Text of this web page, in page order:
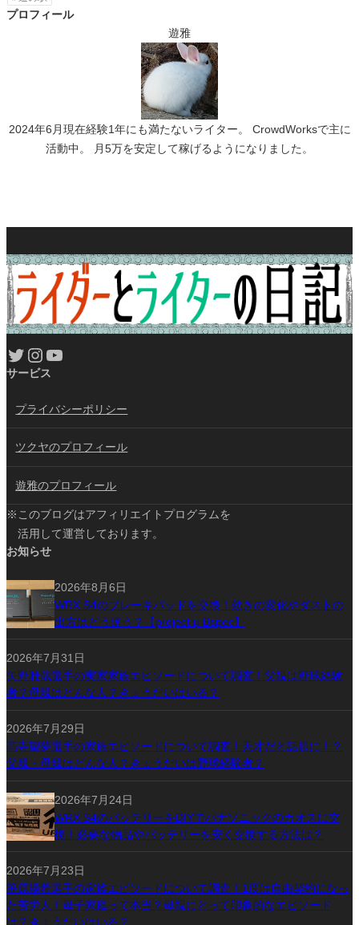
プロフィール
遊雅
2024年6月現在経験1年にも満たないライター。 CrowdWorksで主に
活動中。 月5万を安定して稼げるようになりました。
Twitter Instagram YouTube
サービス
プライバシーポリシー
ツクヤのプロフィール
遊雅のプロフィール
※このブログはアフィリエイトプログラムを
活用して運営しております。
お知らせ
2026年8月6日
WRX S4のブレーキパッドを交換！効きの変化やダストの
出方はどう違う？【project μ Bspec】
2026年7月31日
矢野雅哉選手の実家家族エピソードについて調査！父親は野球経験
者？母親はどんな人？きょうだいはいる？
2026年7月29日
髙寺望夢選手の家族エピソードについて調査！天才だと話題に！？
父親・母親はどんな人？きょうだいは野球経験者？
2026年7月24日
WRX S4のバッテリーをDIYでパナソニックのカオスに交
換！必要な物品やバッテリーを安く交換する方法は？
2026年7月23日
笹原操希選手の家族エピソードについて調査！1度は自由契約になっ
た苦労人！母子家庭って本当？母親にとって印象的なエピソード
は？きょうだいはいる？